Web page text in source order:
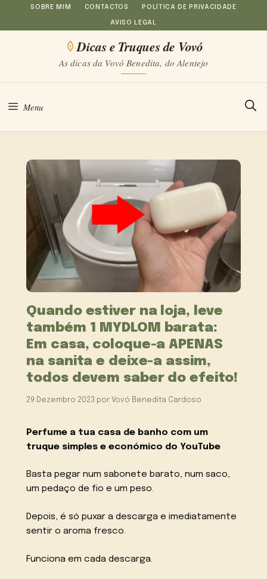
Saltar
para
conteúdo
SOBRE MIM CONTACTOS POLÍTICA DE PRIVACIDADE
AVISO LEGAL
Dicas e Truques de Vovó
As dicas da Vovó Benedita, do Alentejo
Menu
Quando estiver na loja, leve
também 1 MYDLOM barata:
Em casa, coloque-a APENAS
na sanita e deixe-a assim,
todos devem saber do efeito!
29 Dezembro 2023 por Vovó Benedita Cardoso
Perfume a tua casa de banho com um
truque simples e económico do YouTube
Basta pegar num sabonete barato, num saco,
um pedaço de fio e um peso.
Depois, é só puxar a descarga e imediatamente
sentir o aroma fresco.
Funciona em cada descarga.